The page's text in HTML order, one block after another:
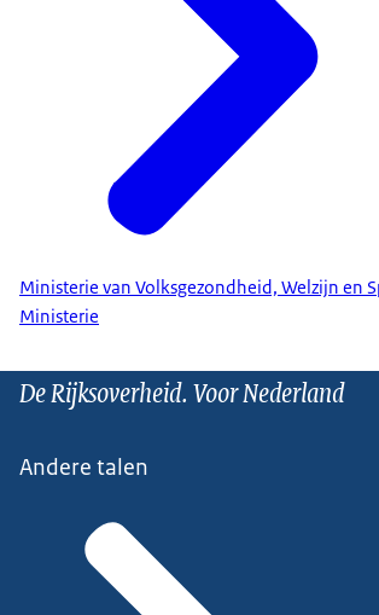
Ministerie van Volksgezondheid, Welzijn en
Ministerie
De Rijksoverheid. Voor Nederland
Andere talen